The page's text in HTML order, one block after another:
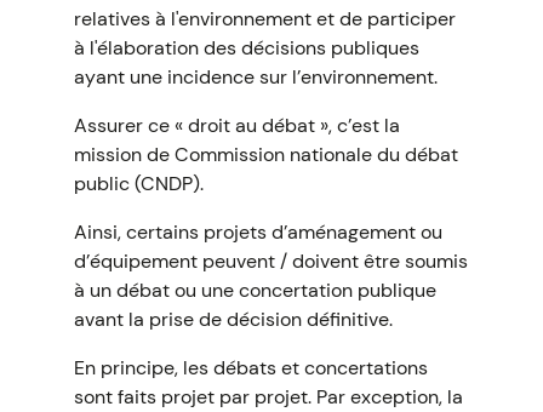
relatives à l'environnement et de participer
à l'élaboration des décisions publiques
ayant une incidence sur l’environnement.
Assurer ce « droit au débat », c’est la
mission de Commission nationale du débat
public (CNDP).
Ainsi, certains projets d’aménagement ou
d’équipement peuvent / doivent être soumis
à un débat ou une concertation publique
avant la prise de décision définitive.
En principe, les débats et concertations
sont faits projet par projet. Par exception, la